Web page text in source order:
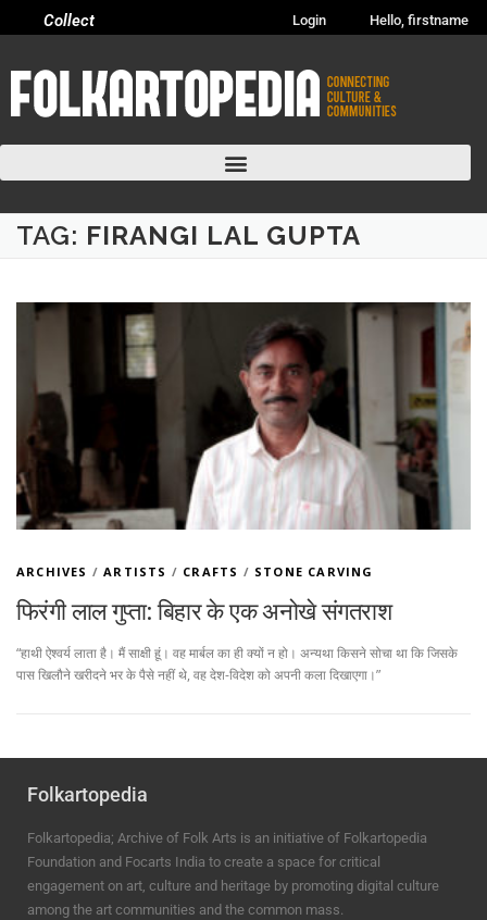
Login Hello, firstname
Collect
TAG: FIRANGI LAL GUPTA
ARCHIVES /ARTISTS / CRAFTS / STONE CARVING
फिरंगी लाल गुप्ता: बिहार के एक अनोखे संगतराश
“हाथी ऐश्वर्य लाता है। मैं साक्षी हूं। वह मार्बल का ही क्यों न हो। अन्यथा किसने सोचा था कि जिसके
पास खिलौने खरीदने भर के पैसे नहीं थे, वह देश-विदेश को अपनी कला दिखाएगा।”
Folkartopedia
Folkartopedia; Archive of Folk Arts is an initiative of Folkartopedia
Foundation and Focarts India to create a space for critical
engagement on art, culture and heritage by promoting digital culture
among the art communities and the common mass.